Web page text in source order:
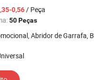
0,56/ Peça
50 Peças
Bolsa para Moeda, Porta-Retratos, Lanterna, Feriado, Relógio de Pulso, Relógio,